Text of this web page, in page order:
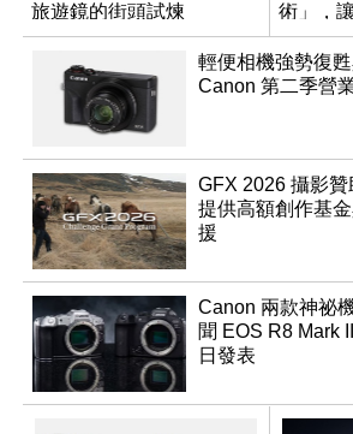
旅遊鏡的街頭試煉
術」，
工作得
輕便相機強勢復
Canon 第二季營
GFX 2026 攝影贊
提供高額創作基
援
Canon 兩款神祕
聞 EOS R8 Mark
日發表